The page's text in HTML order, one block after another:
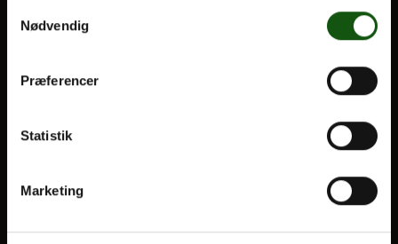
Nødvendig
Præferencer
Statistik
Marketing
STX
Alle fag og valgfag
OM E.G.
Nyheder